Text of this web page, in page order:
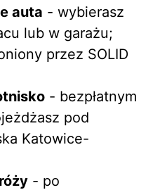
auta - wybierasz
lub w garażu;
przez SOLID
- bezpłatnym
pod
Katowice-
- po